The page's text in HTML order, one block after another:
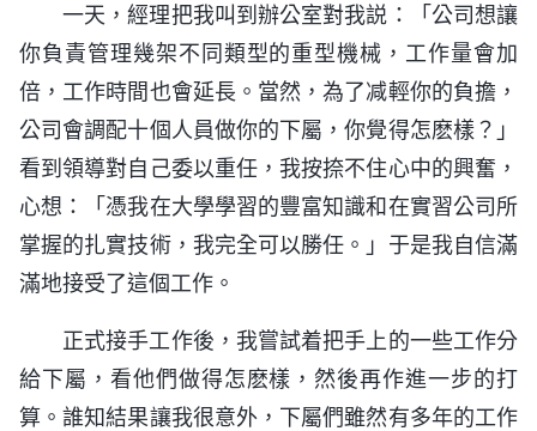
一天，經理把我叫到辦公室對我説：「公司想讓
你負責管理幾架不同類型的重型機械，工作量會加
倍，工作時間也會延長。當然，為了减輕你的負擔，
公司會調配十個人員做你的下屬，你覺得怎麽樣？」
看到領導對自己委以重任，我按捺不住心中的興奮，
心想：「憑我在大學學習的豐富知識和在實習公司所
掌握的扎實技術，我完全可以勝任。」于是我自信滿
滿地接受了這個工作。
正式接手工作後，我嘗試着把手上的一些工作分
給下屬，看他們做得怎麽樣，然後再作進一步的打
算。誰知結果讓我很意外，下屬們雖然有多年的工作